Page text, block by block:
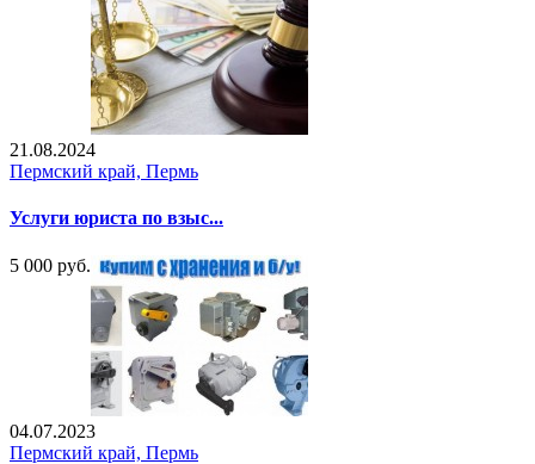
21.08.2024
Пермский край, Пермь
Услуги юриста по взыс...
5 000 руб.
04.07.2023
Пермский край, Пермь